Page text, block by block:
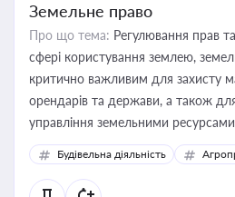
Земельне право
Про що тема: Регулювання прав та
сфері користування землею,
критично важливим для захисту
орендарів та держави, а також
управління земельними ресурсами
Будівельна діяльність